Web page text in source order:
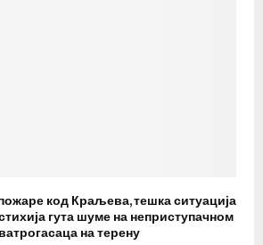
код Краљева, тешка ситуација
гута шуме на неприступачном
на терену